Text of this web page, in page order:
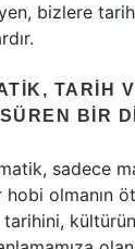
bizlere
TARIH
BIR
sadece
olmanın